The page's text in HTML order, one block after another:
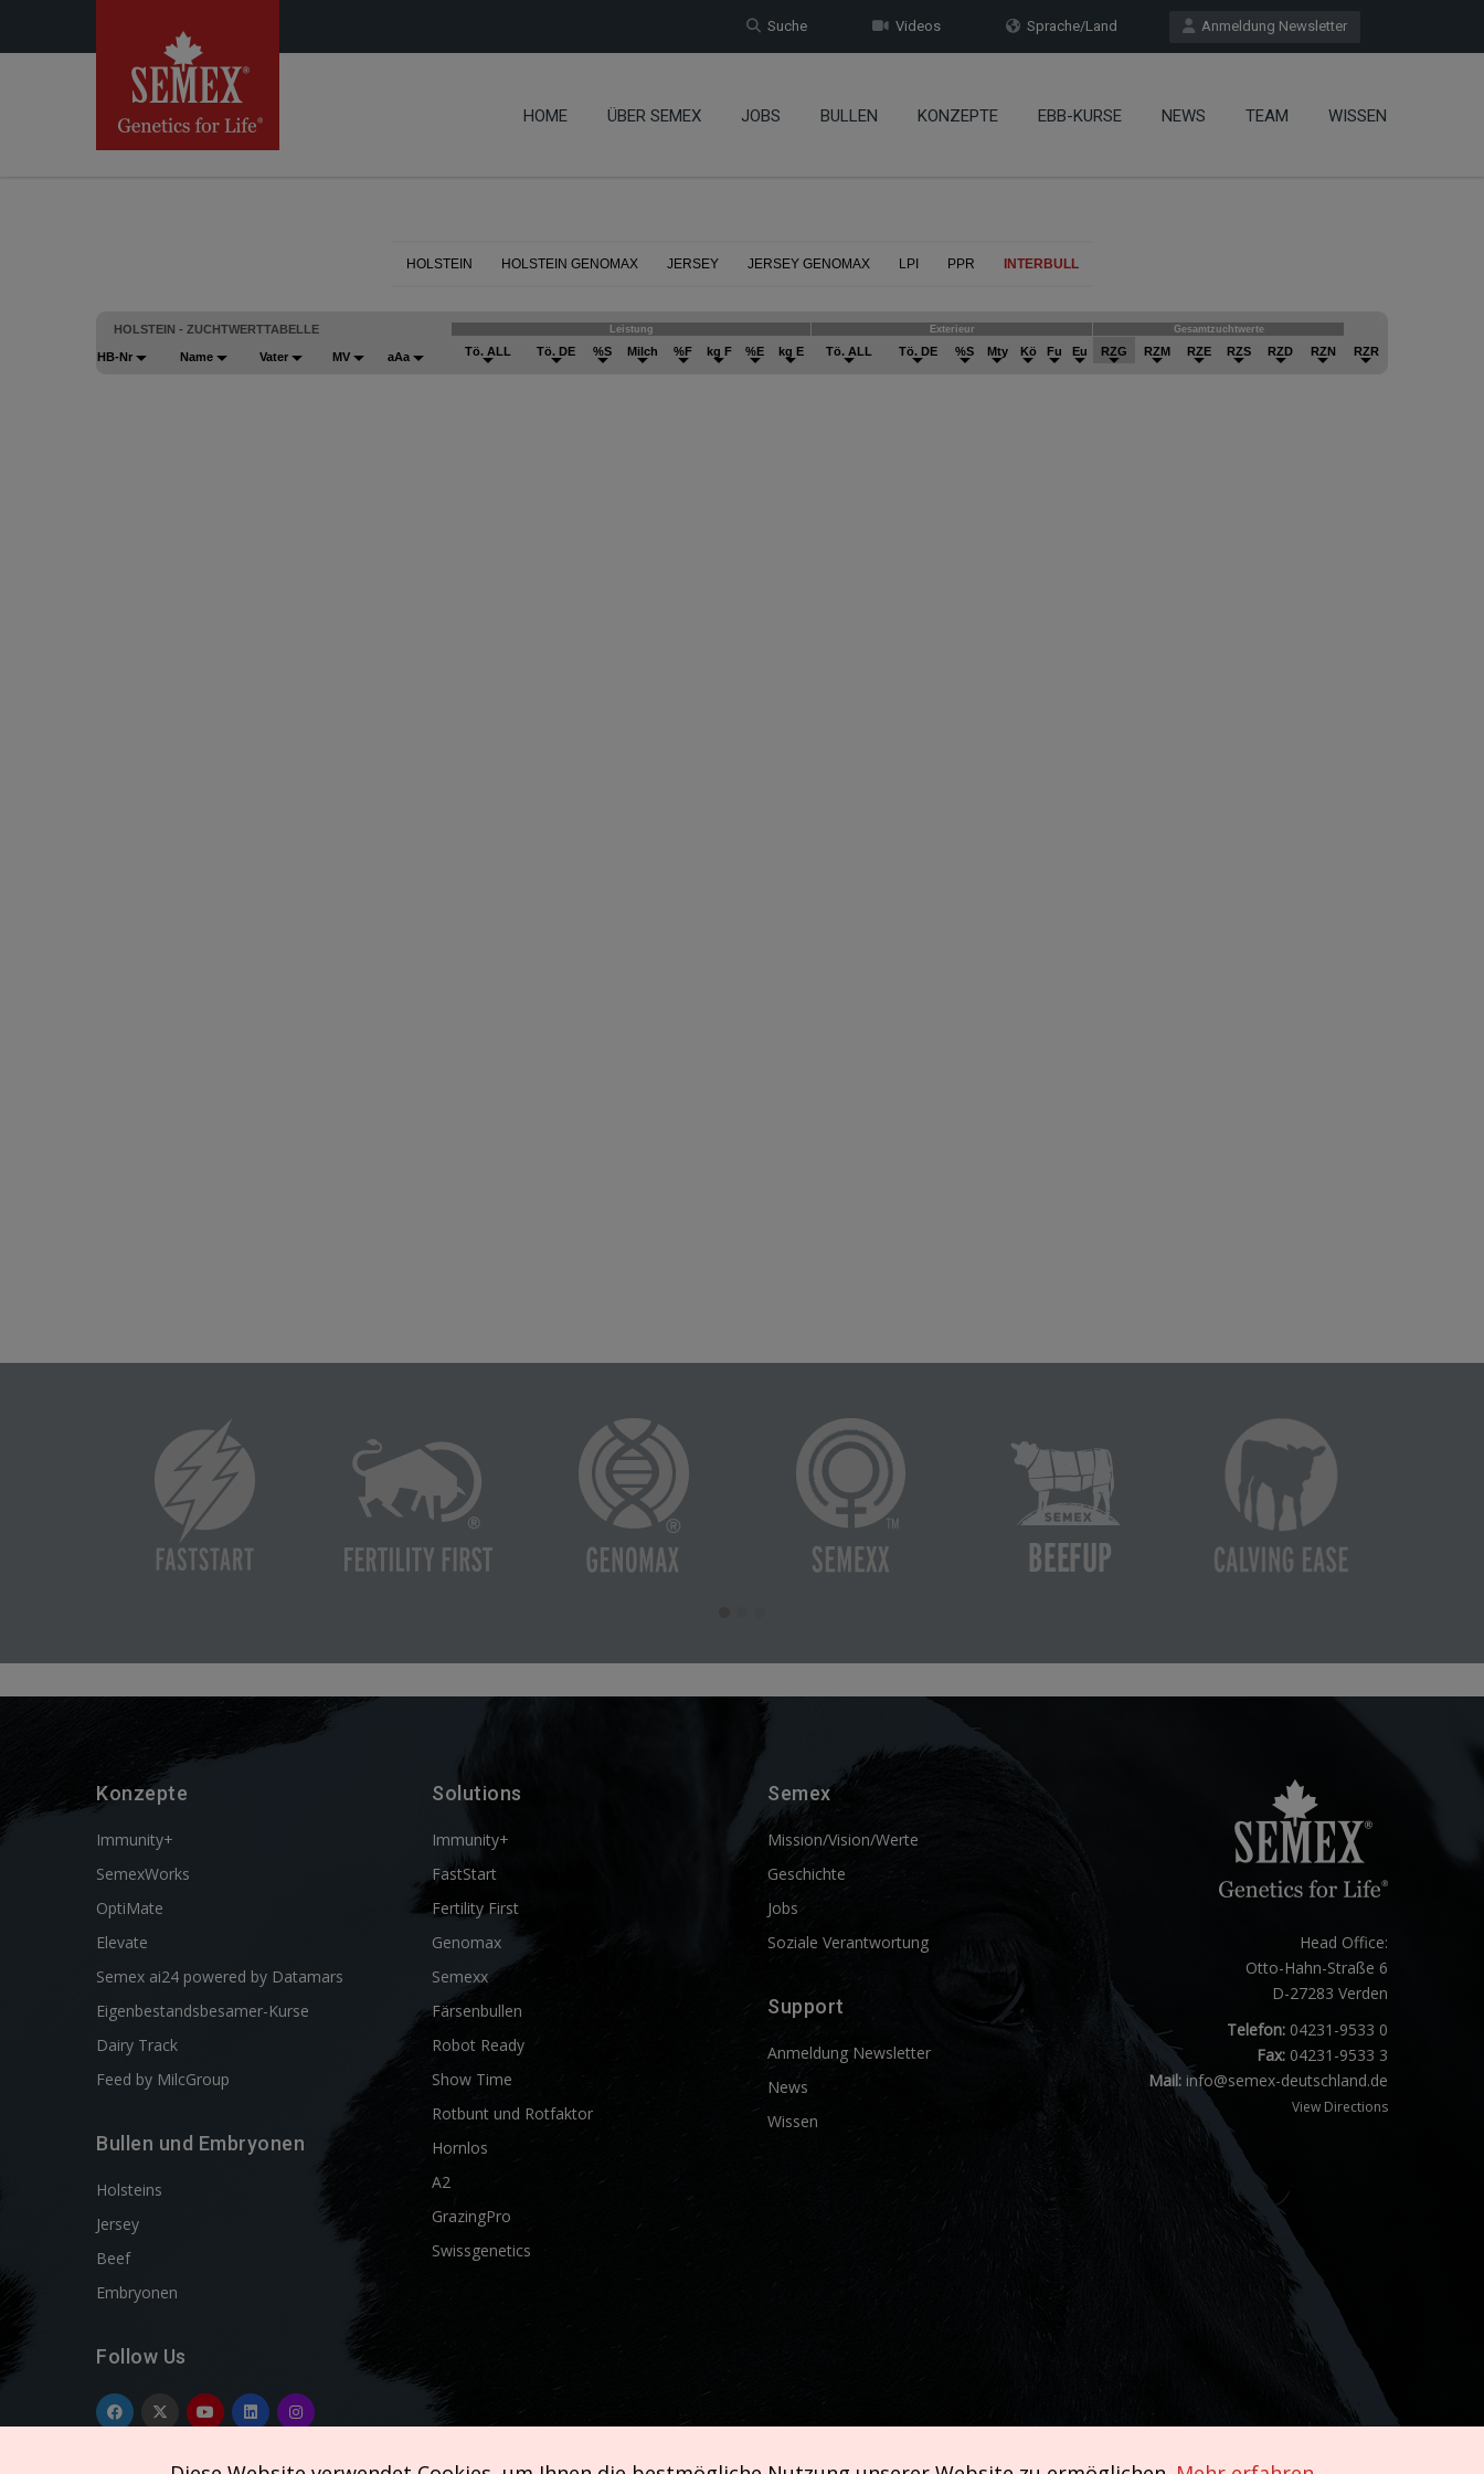
Anmeldung Newsletter
Sprache/Land
Videos
Suche
HOME ÜBER SEMEX JOBS BULLEN KONZEPTE EBB-KURSE NEWS TEAM WISSEN
Konzepte
Immunity+
SemexWorks
OptiMate
Elevate
Semex ai24 powered by Datamars
Eigenbestandsbesamer-Kurse
Dairy Track
Feed by MilcGroup
Bullen und Embryonen
Holsteins
Jersey
Beef
Embryonen
Follow Us
Solutions
Immunity+
FastStart
Fertility First
Genomax
Semexx
Färsenbullen
Robot Ready
Show Time
Rotbunt und Rotfaktor
Hornlos
A2
GrazingPro
Swissgenetics
Semex
Mission/Vision/Werte
Geschichte
Jobs
Soziale Verantwortung
Support
Anmeldung Newsletter
News
Wissen
Head Office:
Otto-Hahn-Straße 6
D-27283 Verden
Telefon:04231-9533 0
Fax:04231-9533 3
Mail: info@semex-deutschland.de
View Directions